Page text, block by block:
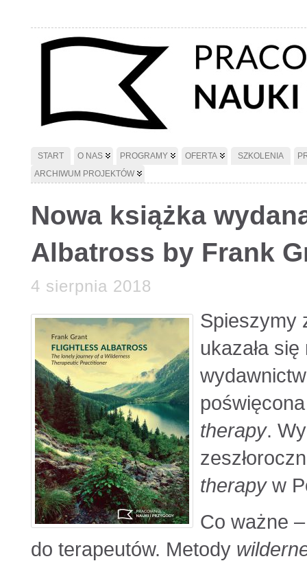
START O NAS PROGRAMY OFERTA SZKOLENIA
ARCHIWUM PROJEKTÓW
Nowa książka
Albatross by Frank
4 sierpnia 2018
Spieszymy
ukazała
therapy.
therapyw
Co ważne
do terapeutów. Metody